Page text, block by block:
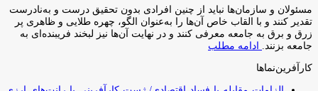
مسئولان و سازمان‌ها نباید از چنین افرادی بدون تحقیق درست و به‌نادرست
تقدیر کنند و با القاب خاص آ‌ن‌ها را به‌عنوان الگو، چهره طلایی و ظاهری پر
زرق و برق به جامعه معرفی کنند و در نهایت آن‌ها نیز لبخند فریبنده‌ای به
جامعه بزنند.
ادامه مطلب
کارآفرین‌نماها